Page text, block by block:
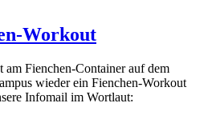
Workout
am Fienchen-Container auf dem
wieder ein Fienchen-Workout
Infomail im Wortlaut: